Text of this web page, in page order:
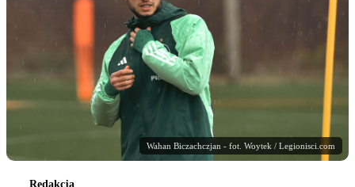
Wahan Biczachczjan - fot. Woytek / Legionisci.com
Redakcja